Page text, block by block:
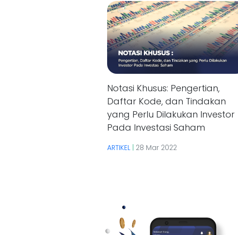
Notasi Khusus: Pengertian,
Daftar Kode, dan Tindakan
yang Perlu Dilakukan Investor
Pada Investasi Saham
ARTIKEL | 28 Mar 2022